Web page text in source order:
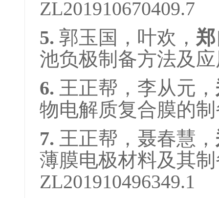
ZL201910670409.7
5. 郭玉国，叶欢，
池负极制备方法及应
6. 王正帮，李从元，
物电解质复合膜的制
7. 王正帮，聂春慧，
薄膜电极材料及其
ZL201910496349.1